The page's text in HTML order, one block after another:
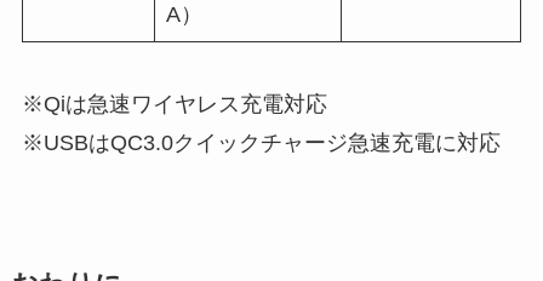
A）
※Qiは急速ワイヤレス充電対応
※USBはQC3.0クイックチャージ急速充電に対応